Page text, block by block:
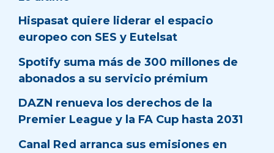
Hispasat quiere liderar el espacio
europeo con SES y Eutelsat
Spotify suma más de 300 millones de
abonados a su servicio prémium
DAZN renueva los derechos de la
Premier League y la FA Cup hasta 2031
Canal Red arranca sus emisiones en